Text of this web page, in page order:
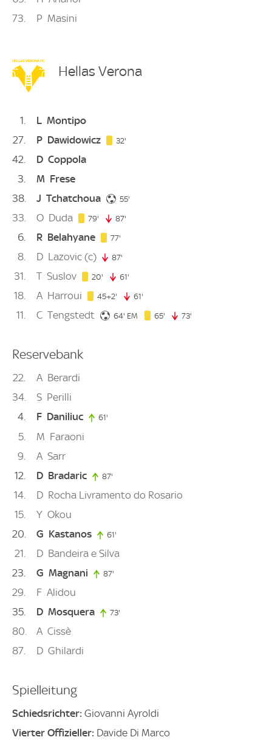
73
P Masini
Hellas Verona
1 L Montipo
27
P Dawidowicz 32'
42 D Coppola
3
M Frese
38
J Tchatchoua 55'
33 O Duda 79' 79. minute
87'
6 R Belahyane 77'
8 D Lazovic (c) 87'
31 T Suslov 20' 20. minute
61'
18 A Harroui 45+2' 47. minute
61'
11 C Tengstedt 64' 64. minute
EM 65' 65. minute
73'
Reservebank
22 A Berardi
34
S Perilli
4
F Daniliuc 61'
5 M Faraoni
9
A Sarr
12
D Bradaric 87'
14 D Rocha Livramento do Rosario
15
Y Okou
20
G Kastanos 61'
21 D Bandeira e Silva
23
G Magnani 87'
29 F Alidou
35
D Mosquera 73'
80 A Cissè
87
D Ghilardi
Spielleitung
Schiedsrichter: Giovanni Ayroldi
Vierter Offizieller: Davide Di Marco